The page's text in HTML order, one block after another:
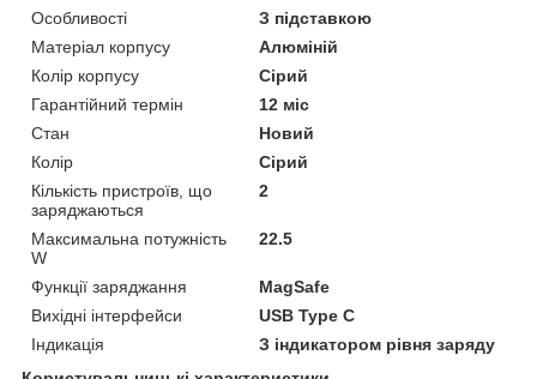
Особливості
З підставкою
Матеріал корпусу
Алюміній
Колір корпусу
Сірий
Гарантійний термін
12 міс
Стан
Новий
Колір
Сірий
Кількість пристроїв, що
заряджаються
2
Максимальна потужність
W
22.5
Функції заряджання
MagSafe
Вихідні інтерфейси
USB Type C
Індикація
З індикатором рівня заряду